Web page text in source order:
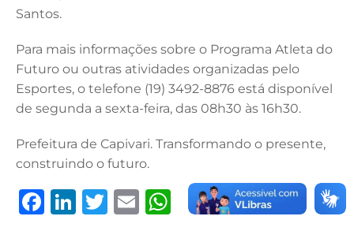
Santos.
Para mais informações sobre o Programa Atleta do
Futuro ou outras atividades organizadas pelo
Esportes, o telefone (19) 3492-8876 está disponível
de segunda a sexta-feira, das 08h30 às 16h30.
Prefeitura de Capivari. Transformando o presente,
construindo o futuro.
F
Li T
E
W